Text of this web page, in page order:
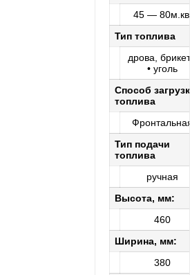
45 —
Тип топлива
дрова,
• уголь
Способ
топлива
Тип подачи
топлива
ручная
Высота, мм:
460
Ширина, мм:
380